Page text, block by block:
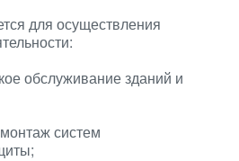
для осуществления
обслуживание зданий и
систем